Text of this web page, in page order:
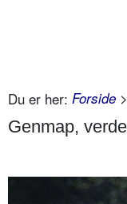
Du er her: Forside
Genmap,